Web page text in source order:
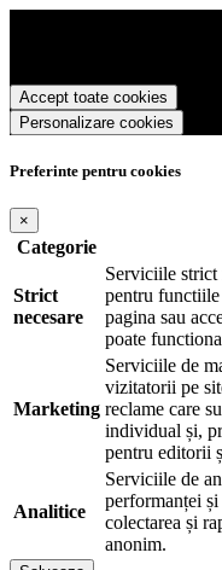
pentru a va oferi si livra
marketing.
Pentru a va putea bucura
utilizare cookie-uri.
Accept toate cookies
Personalizare cookies
Preferinte pentru cookies
×
Categorie
Strict
necesare
Serviciile strict
pentru
pagina sau
poate
Marketing
Serviciile de
vizitatorii pe
reclame care
individual și,
pentru editorii
Analitice
Serviciile de
performanței
colectarea și
anonim.